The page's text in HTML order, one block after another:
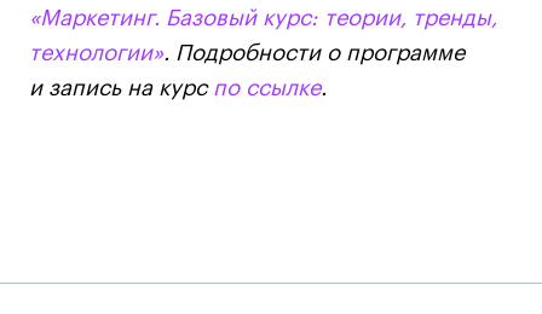
«Маркетинг. Базовый курс: теории, тренды,
технологии». Подробности о программе
и запись на курс по ссылке.